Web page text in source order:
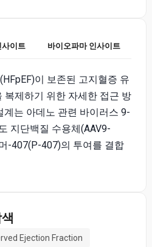
사이트 바이오파마 인사이트
이 보존된 고지혈증 유
복제하기 위한 자세한 접근 방
계는 아데노 관련 바이러스 9-
지단백질 수용체(AAV9-
-407(P-407)의 투여를 결합
Ejection Fraction